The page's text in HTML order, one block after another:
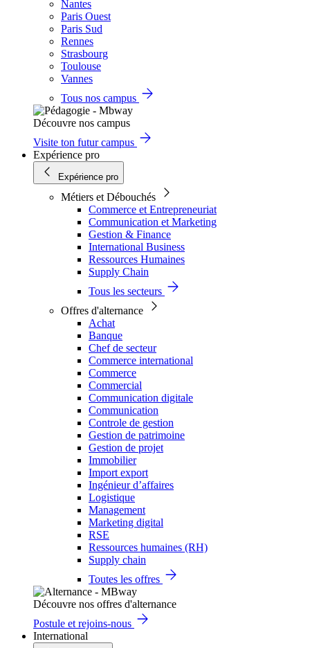
Nantes
Paris Ouest
Paris Sud
Rennes
Strasbourg
Toulouse
Vannes
Tous nos campus
Découvre nos campus
Visite ton futur campus
Expérience pro
Expérience pro
Métiers et Débouchés
Commerce et Entrepreneuriat
Communication et Marketing
Gestion & Finance
International Business
Ressources Humaines
Supply Chain
Tous les secteurs
Offres d'alternance
Achat
Banque
Chef de secteur
Commerce international
Commerce
Commercial
Communication digitale
Communication
Controle de gestion
Gestion de patrimoine
Gestion de projet
Immobilier
Import export
Ingénieur d’affaires
Logistique
Management
Marketing digital
RSE
Ressources humaines (RH)
Supply chain
Toutes les offres
Découvre nos offres d'alternance
Postule et rejoins-nous
International